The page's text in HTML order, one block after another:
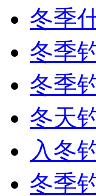
冬季
冬季
冬季
冬天
入冬
冬季